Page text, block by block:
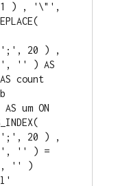
) , '\"',
';', 20 ) ,
'' ) AS
count
um ON
';', 20 ) ,
'' ) =
'-', '' )